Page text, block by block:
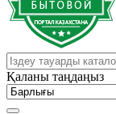
Қаланы таңдаңыз